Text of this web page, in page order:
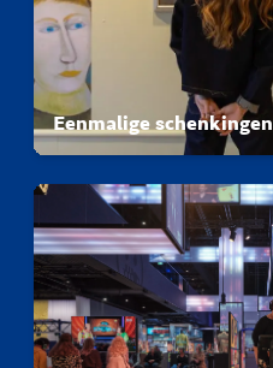
Eenmalige schenkingen